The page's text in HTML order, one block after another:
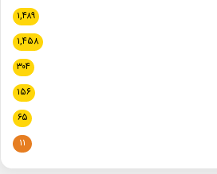
۱,۴۸۹
۱,۴۵۸
۳۰۴
۱۵۶
۶۵
۱۱